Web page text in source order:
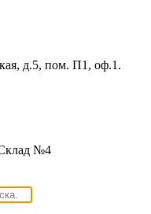
д.5, пом. П1, оф.1.
№4